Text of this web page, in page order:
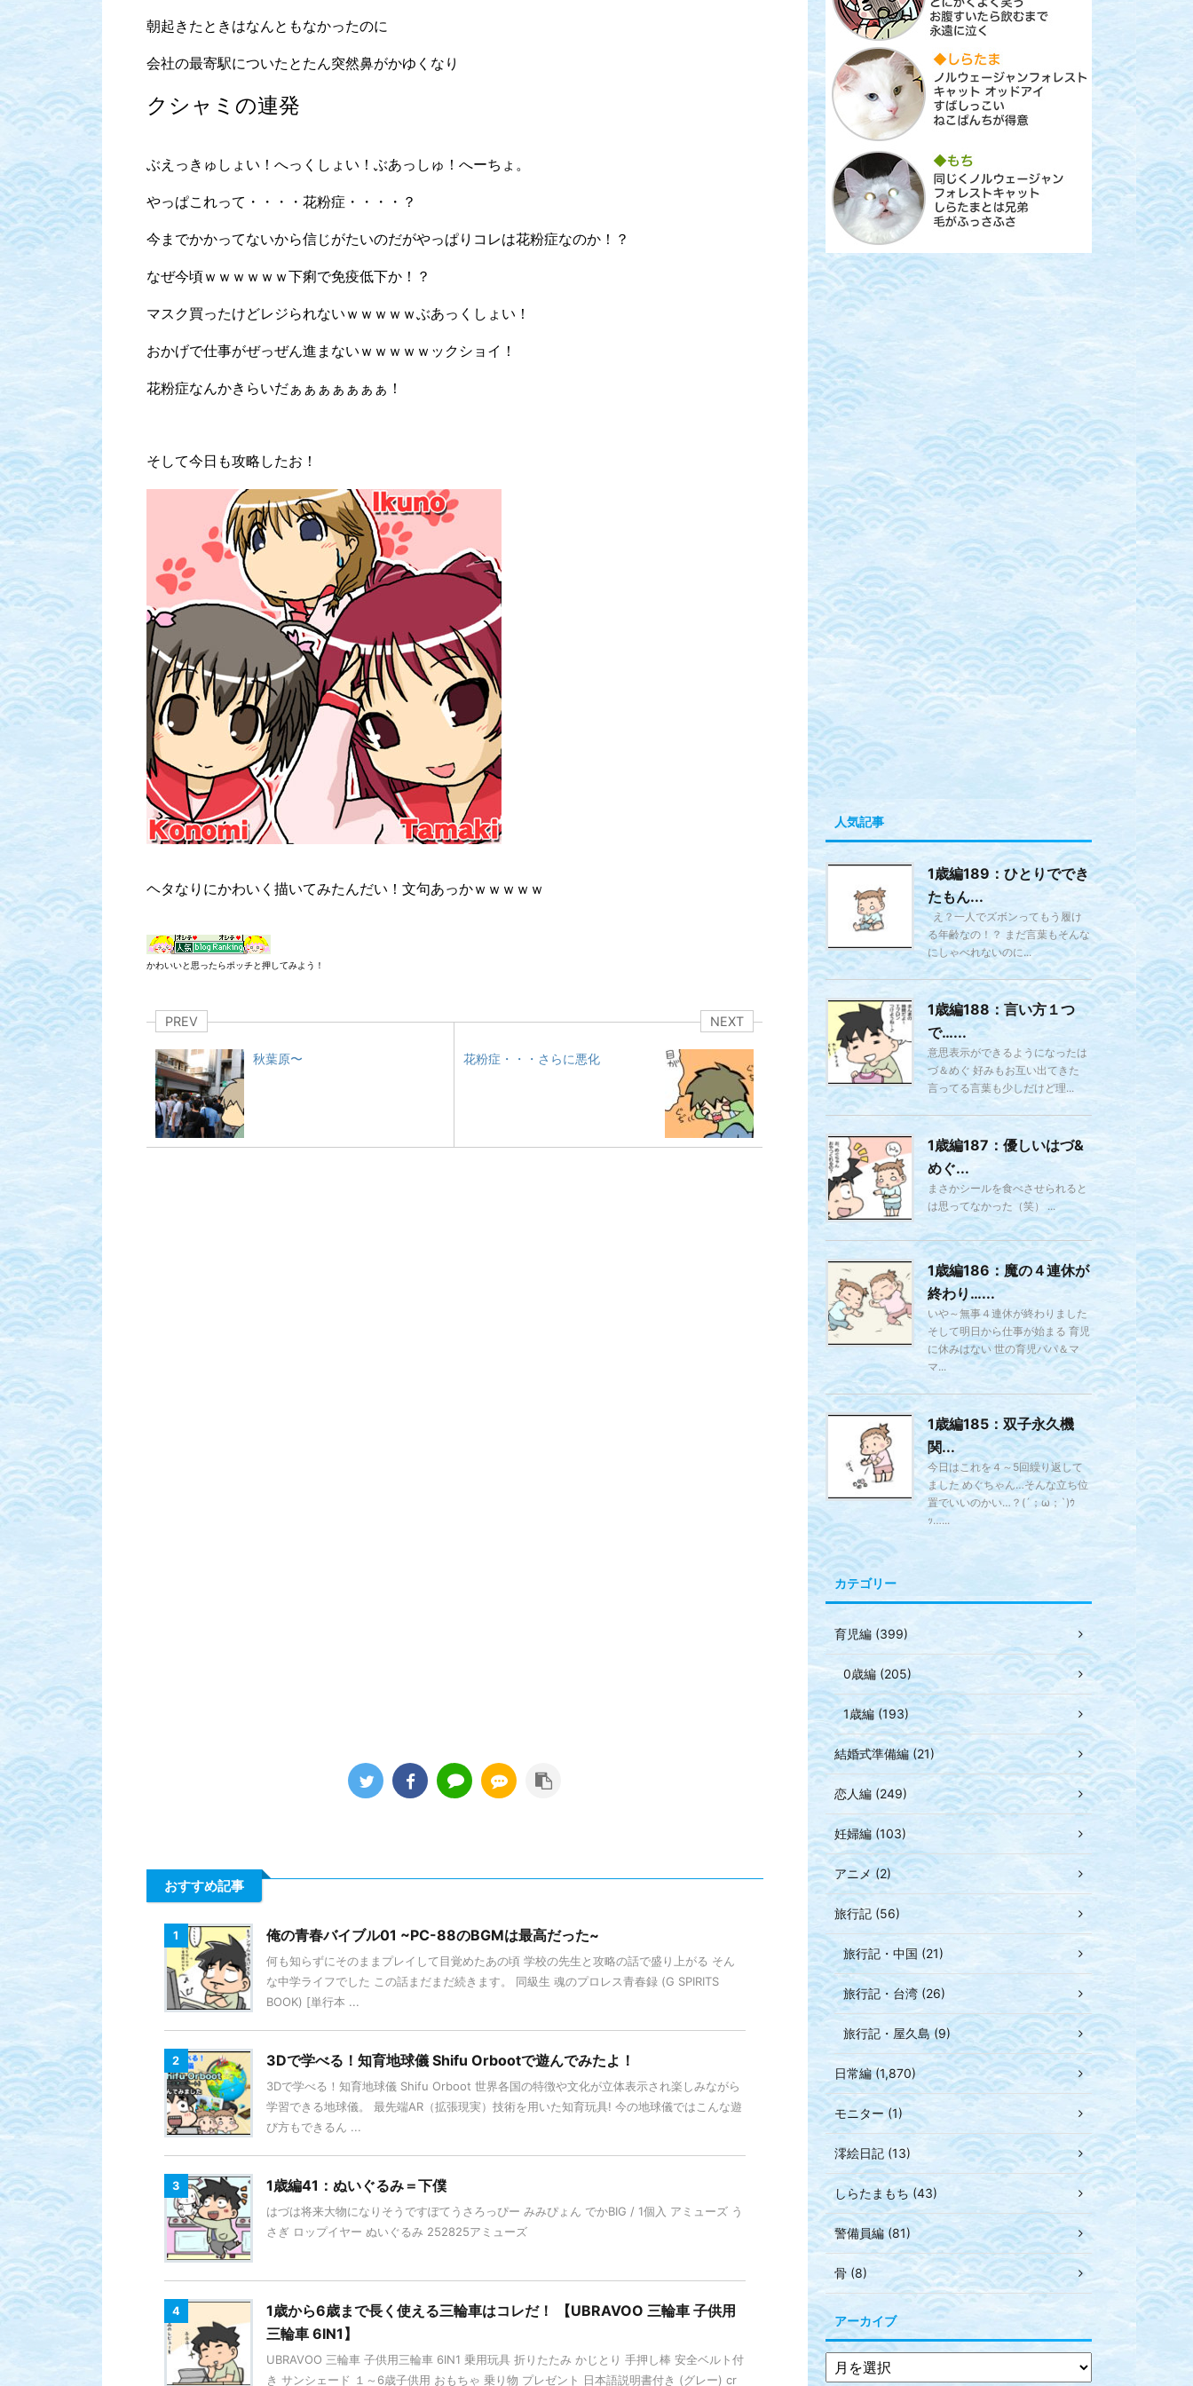
朝起きたときはなんともなかったのに
会社の最寄駅についたとたん突然鼻がかゆくなり
クシャミの連発
ぶえっきゅしょい！へっくしょい！ぶあっしゅ！へーちょ。
やっぱこれって・・・・花粉症・・・・？
今までかかってないから信じがたいのだがやっぱりコレは花粉症なのか！？
なぜ今頃ｗｗｗｗｗｗ下痢で免疫低下か！？
マスク買ったけどレジられないｗｗｗｗｗぶあっくしょい！
おかげで仕事がぜっぜん進まないｗｗｗｗｗックショイ！
花粉症なんかきらいだぁぁぁぁぁぁぁ！
そして今日も攻略したお！
ヘタなりにかわいく描いてみたんだい！文句あっかｗｗｗｗｗ
かわいいと思ったらポッチと押してみよう！
PREV
秋葉原〜
NEXT
花粉症・・・さらに悪化
おすすめ記事
1 俺の青春バイブル01 ~PC-88のBGMは最高だった~
何も知らずにそのままプレイして目覚めたあの頃 学校の先生と攻略の話で盛り上がる そん
な中学ライフでした この話まだまだ続きます。 同級生 魂のプロレス青春録 (G SPIRITS
BOOK) [単行本 ...
2 3Dで学べる！知育地球儀 Shifu Orbootで遊んでみたよ！
3Dで学べる！知育地球儀 Shifu Orboot 世界各国の特徴や文化が立体表示され楽しみながら
学習できる地球儀。 最先端AR（拡張現実）技術を用いた知育玩具! 今の地球儀ではこんな遊
び方もできるん ...
3 1歳編41：ぬいぐるみ＝下僕
はづは将来大物になりそうですぽてうさろっぴー みみぴょん でかBIG / 1個入 アミューズ う
さぎ ロップイヤー ぬいぐるみ 252825アミューズ
4
1歳から6歳まで長く使える三輪車はコレだ！ 【UBRAVOO 三輪車 子供用
三輪車 6IN1】
UBRAVOO 三輪車 子供用三輪車 6IN1 乗用玩具 折りたたみ かじとり 手押し棒 安全ベルト付
き サンシェード １～6歳子供用 おもちゃ 乗り物 プレゼント 日本語説明書付き (グレー) cr
人気記事
1歳編189：ひとりででき
たもん...
え？一人でズボンってもう履け
る年齢なの！？ まだ言葉もそんな
にしゃべれないのに...
1歳編188：言い方１つ
で…...
意思表示ができるようになったは
づ＆めぐ 好みもお互い出てきた
言ってる言葉も少しだけど理...
1歳編187：優しいはづ&
めぐ...
まさかシールを食べさせられると
は思ってなかった（笑） ...
1歳編186：魔の４連休が
終わり…...
いや～無事４連休が終わりました
そして明日から仕事が始まる 育児
に休みはない 世の育児パパ＆マ
マ...
1歳編185：双子永久機
関...
今日はこれを４～5回繰り返して
ました めぐちゃん…そんな立ち位
置でいいのかい…？(´；ω；`)ｳ
ｯ…...
カテゴリー
育児編 (399)
0歳編 (205)
1歳編 (193)
結婚式準備編 (21)
恋人編 (249)
妊婦編 (103)
アニメ (2)
旅行記 (56)
旅行記・中国 (21)
旅行記・台湾 (26)
旅行記・屋久島 (9)
日常編 (1,870)
モニター (1)
澪絵日記 (13)
しらたまもち (43)
警備員編 (81)
骨 (8)
アーカイブ